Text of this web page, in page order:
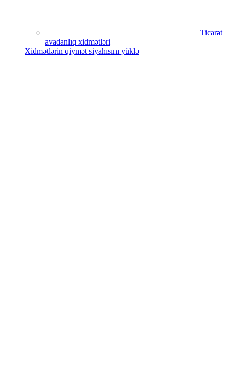
Ticarət
avadanlıq xidmətləri
Xidmətlərin qiymət siyahısını yüklə